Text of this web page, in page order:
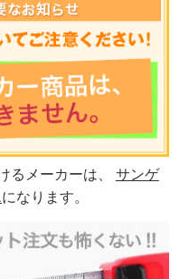
るメーカーは、 サンゲ
になります。